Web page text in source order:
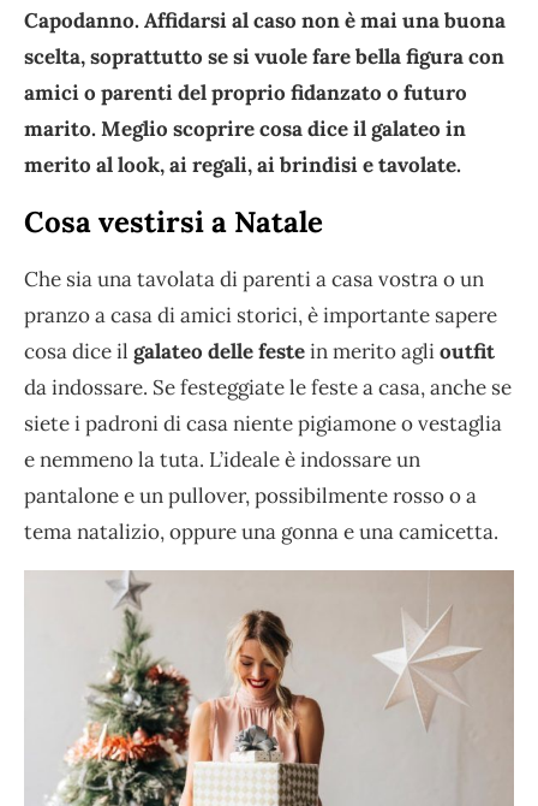
Capodanno. Affidarsi al caso non è mai una buona
scelta, soprattutto se si vuole fare bella figura con
amici o parenti del proprio fidanzato o futuro
marito. Meglio scoprire cosa dice il galateo in
merito al look, ai regali, ai brindisi e tavolate.
Cosa vestirsi a Natale
Che sia una tavolata di parenti a casa vostra o un
pranzo a casa di amici storici, è importante sapere
cosa dice il galateo delle festein merito aglioutfit
da indossare. Se festeggiate le feste a casa, anche se
siete i padroni di casa niente pigiamone o vestaglia
e nemmeno la tuta. L’ideale è indossare un
pantalone e un pullover, possibilmente rosso o a
tema natalizio, oppure una gonna e una camicetta.